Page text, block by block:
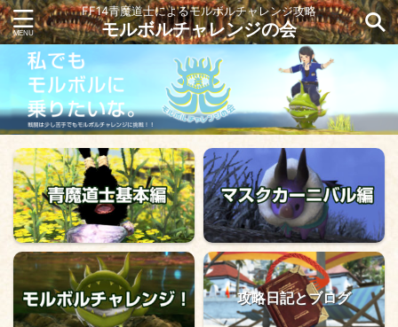
FF14青魔道士によるモルボルチャレンジ攻略
モルボルチャレンジの会
攻略日記とブログ